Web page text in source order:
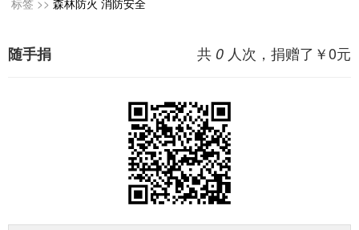
共 0 人次，捐赠了￥0元
随手捐